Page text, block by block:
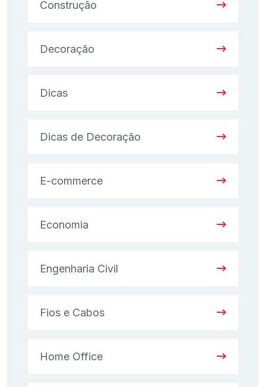
Construção
Decoração
Dicas
Dicas de Decoração
E-commerce
Economia
Engenharia Civil
Fios e Cabos
Home Office